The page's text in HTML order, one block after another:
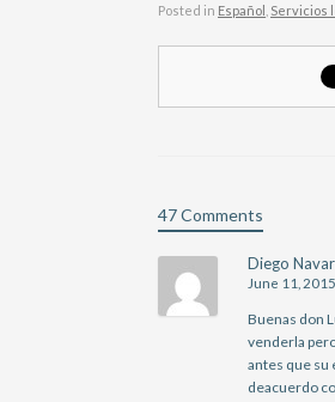
Posted in Español Servicios
47 Comments
Diego
June 11,
Buenas don
venderla
antes que su
deacuerdo